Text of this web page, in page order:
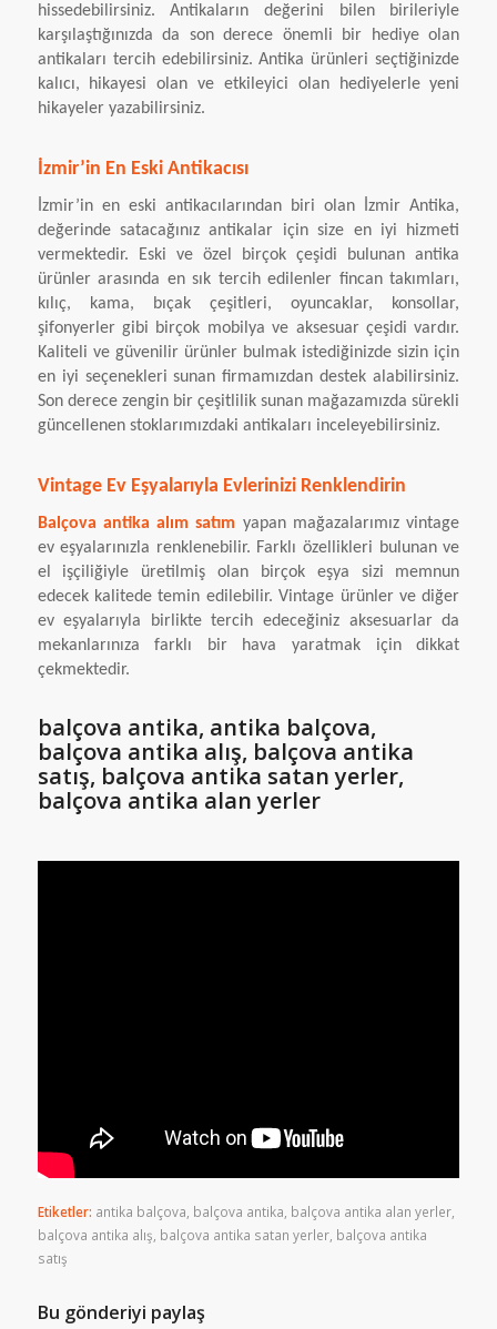
hissedebilirsiniz. Antikaların değerini bilen birileriyle
karşılaştığınızda da son derece önemli bir hediye olan
antikaları tercih edebilirsiniz. Antika ürünleri seçtiğinizde
kalıcı, hikayesi olan ve etkileyici olan hediyelerle yeni
hikayeler yazabilirsiniz.
İzmir’in En Eski Antikacısı
İzmir’in en eski antikacılarından biri olan İzmir Antika,
değerinde satacağınız antikalar için size en iyi hizmeti
vermektedir. Eski ve özel birçok çeşidi bulunan antika
ürünler arasında en sık tercih edilenler fincan takımları,
kılıç, kama, bıçak çeşitleri, oyuncaklar, konsollar,
şifonyerler gibi birçok mobilya ve aksesuar çeşidi vardır.
Kaliteli ve güvenilir ürünler bulmak istediğinizde sizin için
en iyi seçenekleri sunan firmamızdan destek alabilirsiniz.
Son derece zengin bir çeşitlilik sunan mağazamızda sürekli
güncellenen stoklarımızdaki antikaları inceleyebilirsiniz.
Vintage Ev Eşyalarıyla Evlerinizi Renklendirin
Balçova antika alım satım yapan mağazalarımız vintage
ev eşyalarınızla renklenebilir. Farklı özellikleri bulunan ve
el işçiliğiyle üretilmiş olan birçok eşya sizi memnun
edecek kalitede temin edilebilir. Vintage ürünler ve diğer
ev eşyalarıyla birlikte tercih edeceğiniz aksesuarlar da
mekanlarınıza farklı bir hava yaratmak için dikkat
çekmektedir.
balçova antika, antika balçova,
balçova antika alış, balçova antika
satış, balçova antika satan yerler,
balçova antika alan yerler
Etiketler: antika balçova balçova antika balçova antika alan yerler,
balçova antika alış balçova antika satan yerler, balçova antika
satış
Bu gönderiyi paylaş